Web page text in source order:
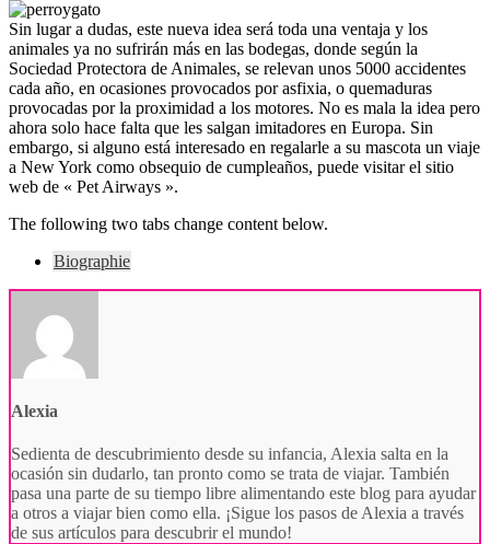
Sin lugar a dudas, este nueva idea será toda una ventaja y los
animales ya no sufrirán más en las bodegas, donde según la
Sociedad Protectora de Animales, se relevan unos 5000 accidentes
cada año, en ocasiones provocados por asfixia, o quemaduras
provocadas por la proximidad a los motores. No es mala la idea pero
ahora solo hace falta que les salgan imitadores en Europa. Sin
embargo, si alguno está interesado en regalarle a su mascota un viaje
a New York como obsequio de cumpleaños, puede visitar el sitio
web de « Pet Airways ».
The following two tabs change content below.
Biographie
Alexia
Sedienta de descubrimiento desde su infancia, Alexia salta en la
ocasión sin dudarlo, tan pronto como se trata de viajar. También
pasa una parte de su tiempo libre alimentando este blog para ayudar
a otros a viajar bien como ella. ¡Sigue los pasos de Alexia a través
de sus artículos para descubrir el mundo!